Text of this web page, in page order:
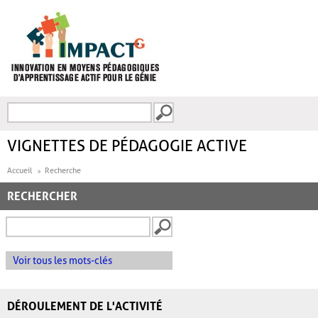
FORMULAIRE DE
VIGNETTES DE PÉDAGOGIE ACTIVE
Accueil Recherche
RECHERCHER
Voir tous les mots-clés
DÉROULEMENT DE L'ACTIVITÉ